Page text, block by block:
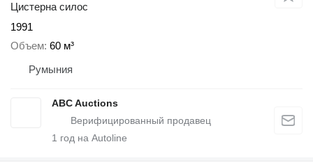
Цистерна силос
1991
Объем 60 м³
Румыния
ABC Auctions
1 год на Autoline